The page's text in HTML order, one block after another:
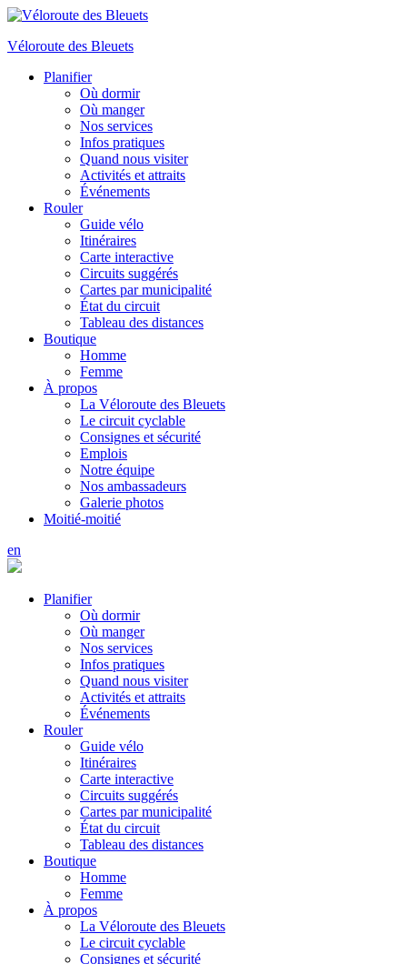
Véloroute des Bleuets
Planifier
Où dormir
Où manger
Nos services
Infos pratiques
Quand nous visiter
Activités et attraits
Événements
Rouler
Guide vélo
Itinéraires
Carte interactive
Circuits suggérés
Cartes par municipalité
État du circuit
Tableau des distances
Boutique
Homme
Femme
À propos
La Véloroute des Bleuets
Le circuit cyclable
Consignes et sécurité
Emplois
Notre équipe
Nos ambassadeurs
Galerie photos
Moitié-moitié
en
Planifier
Où dormir
Où manger
Nos services
Infos pratiques
Quand nous visiter
Activités et attraits
Événements
Rouler
Guide vélo
Itinéraires
Carte interactive
Circuits suggérés
Cartes par municipalité
État du circuit
Tableau des distances
Boutique
Homme
Femme
À propos
La Véloroute des Bleuets
Le circuit cyclable
Consignes et sécurité